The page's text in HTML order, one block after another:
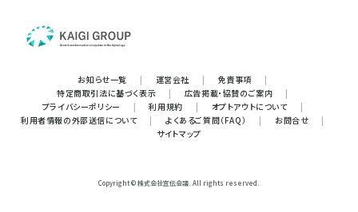
お知らせ一覧 | 運営会社 | 免責事項
|
特定商取引法に基づく表示
| 広告掲載・協賛のご案内
|
プライバシーポリシー
| 利用規約 | オプトアウトについて
|
利用者情報の外部送信について
| よくあるご質問（FAQ） | お問合せ
|
サイトマップ
Copyright © 株式会社宣伝会議. All rights reserved.